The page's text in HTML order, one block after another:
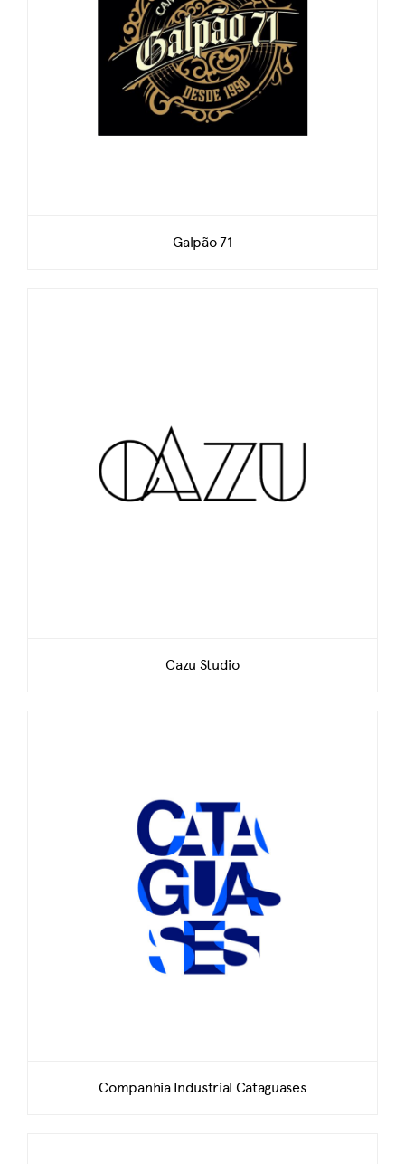
Galpão 71
Cazu Studio
Companhia Industrial Cataguases